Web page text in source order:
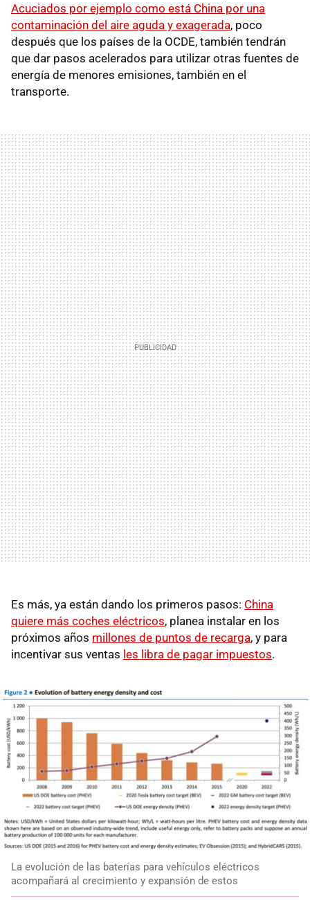
Acuciados por ejemplo como está China por una
contaminación del aire aguda y exagerada, poco
después que los países de la OCDE, también tendrán
que dar pasos acelerados para utilizar otras fuentes de
energía de menores emisiones, también en el
transporte.
Es más, ya están dando los primeros pasos: China
quiere más coches eléctricos, planea instalar en los
próximos años millones de puntos de recarga, y para
incentivar sus ventas les libra de pagar impuestos.
La evolución de las baterías para vehículos eléctricos
acompañará al crecimiento y expansión de estos